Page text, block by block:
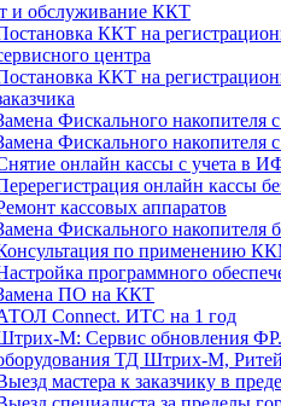
и обслуживание ККТ
ККТ на
центра
ККТ на
Фискального накопителя
Фискального накопителя
онлайн кассы с учета в
онлайн кассы
кассовых аппаратов
Фискального накопителя
по применению
программного
ПО на ККТ
Connect. ИТС на 1 год
М: Сервис обновления
ТД Штрих-М,
мастера к заказчику в